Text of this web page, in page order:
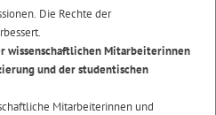
Die Rechte der
wissenschaftlichen Mitarbeiterinnen
und der studentischen
Mitarbeiterinnen und